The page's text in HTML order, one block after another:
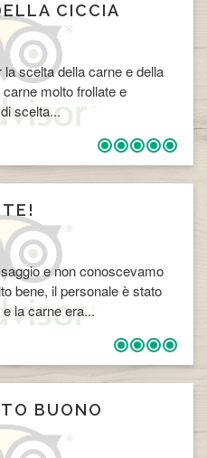
CICCIA
scelta della carne e della
molto frollate e
scelta...
e non conoscevamo
bene, il personale è stato
la carne era...
BUONO